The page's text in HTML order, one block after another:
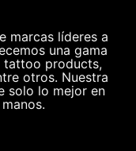
marcas líderes a
una gama
tattoo products,
otros. Nuestra
solo lo mejor en